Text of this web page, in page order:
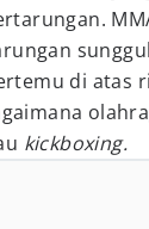
di atas
kickboxing.